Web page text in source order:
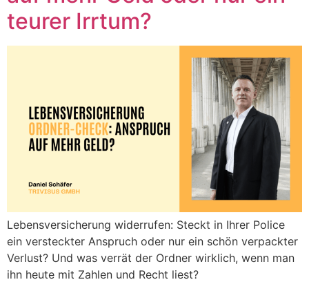
teurer Irrtum?
Lebensversicherung widerrufen: Steckt in Ihrer Police
ein versteckter Anspruch oder nur ein schön verpackter
Verlust? Und was verrät der Ordner wirklich, wenn man
ihn heute mit Zahlen und Recht liest?